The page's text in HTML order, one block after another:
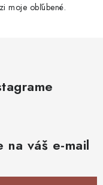
moje obľúbené.
na váš e-mail